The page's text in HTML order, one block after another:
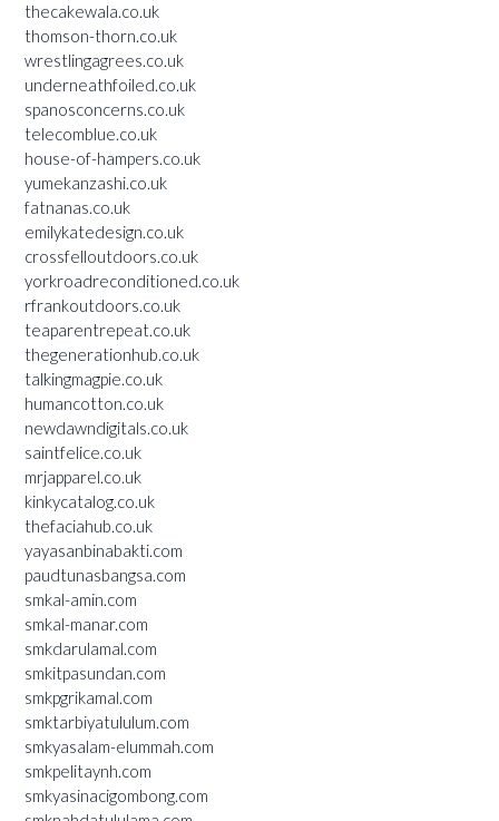
thecakewala.co.uk
thomson-thorn.co.uk
wrestlingagrees.co.uk
underneathfoiled.co.uk
spanosconcerns.co.uk
telecomblue.co.uk
house-of-hampers.co.uk
yumekanzashi.co.uk
fatnanas.co.uk
emilykatedesign.co.uk
crossfelloutdoors.co.uk
yorkroadreconditioned.co.uk
rfrankoutdoors.co.uk
teaparentrepeat.co.uk
thegenerationhub.co.uk
talkingmagpie.co.uk
humancotton.co.uk
newdawndigitals.co.uk
saintfelice.co.uk
mrjapparel.co.uk
kinkycatalog.co.uk
thefaciahub.co.uk
yayasanbinabakti.com
paudtunasbangsa.com
smkal-amin.com
smkal-manar.com
smkdarulamal.com
smkitpasundan.com
smkpgrikamal.com
smktarbiyatululum.com
smkyasalam-elummah.com
smkpelitaynh.com
smkyasinacigombong.com